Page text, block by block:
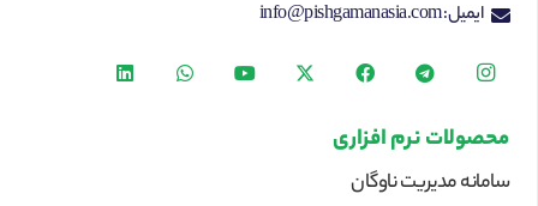
ایمیل: info@pishgamanasia.com
محصولات نرم افزاری
سامانه مدیریت ناوگان